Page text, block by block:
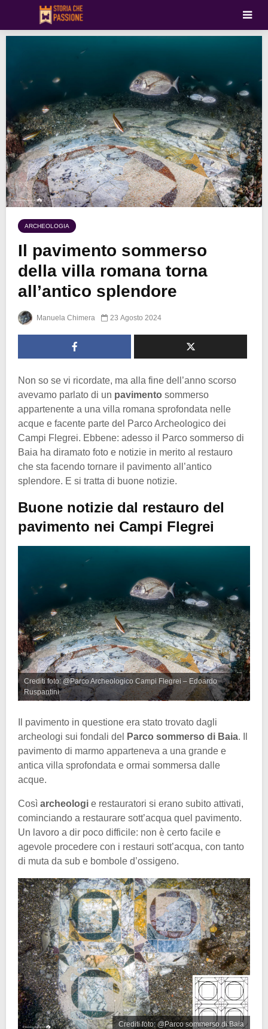
ARCHEOLOGIA
Il pavimento sommerso
della villa romana torna
all’antico splendore
Manuela Chimera 23 Agosto 2024
Non so se vi ricordate, ma alla fine dell’anno scorso
avevamo parlato di un pavimento sommerso
appartenente a una villa romana sprofondata nelle
acque e facente parte del Parco Archeologico dei
Campi Flegrei. Ebbene: adesso il Parco sommerso di
Baia ha diramato foto e notizie in merito al restauro
che sta facendo tornare il pavimento all’antico
splendore. E si tratta di buone notizie.
Buone notizie dal restauro del
pavimento nei Campi Flegrei
Crediti foto: @Parco Archeologico Campi Flegrei – Edoardo
Ruspantini
Il pavimento in questione era stato trovato dagli
archeologi sui fondali del
Parco sommerso di Baia. Il
pavimento di marmo apparteneva a una grande e
antica villa sprofondata e ormai sommersa dalle
acque.
Così archeologi e restauratori si erano subito attivati,
cominciando a restaurare sott’acqua quel pavimento.
Un lavoro a dir poco difficile: non è certo facile e
agevole procedere con i restauri sott’acqua, con tanto
di muta da sub e bombole d’ossigeno.
Crediti foto: @Parco sommerso di Baia